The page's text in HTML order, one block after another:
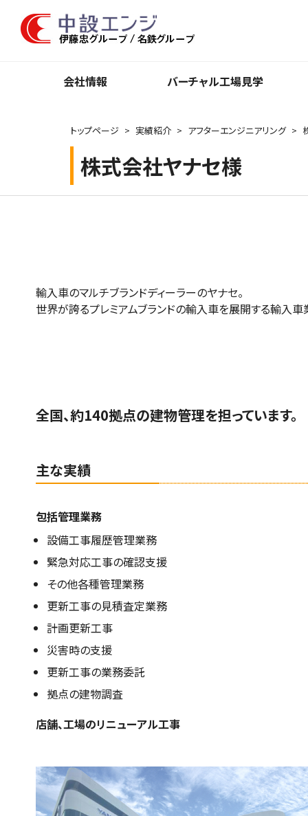
会社情報 バーチャル⼯場⾒学
トップページ 実績紹介 アフターエンジニアリング
株式会社ヤナセ様
輸入車のマルチブランドディーラーのヤナセ。
世界が誇るプレミアムブランドの輸入車を展開する輸入車
全国、約140拠点の建物管理を担っています。
主な実績
包括管理業務
設備工事履歴管理業務
緊急対応工事の確認支援
その他各種管理業務
更新工事の見積査定業務
計画更新工事
災害時の支援
更新工事の業務委託
拠点の建物調査
店舗、工場のリニューアル工事